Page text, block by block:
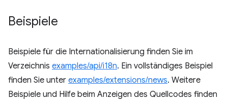
Beispiele
Beispiele für die Internationalisierung finden Sie im
Verzeichnis examples/api/i18n. Ein vollständiges Beispiel
finden Sie unter examples/extensions/news. Weitere
Beispiele und Hilfe beim Anzeigen des Quellcodes finden